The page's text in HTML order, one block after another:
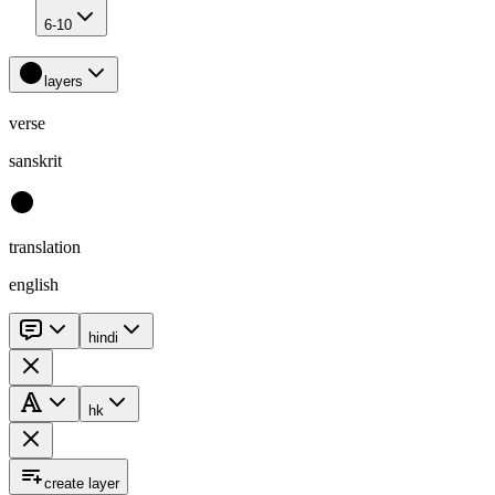
6-10
layers
verse
sanskrit
translation
english
hindi
hk
create layer